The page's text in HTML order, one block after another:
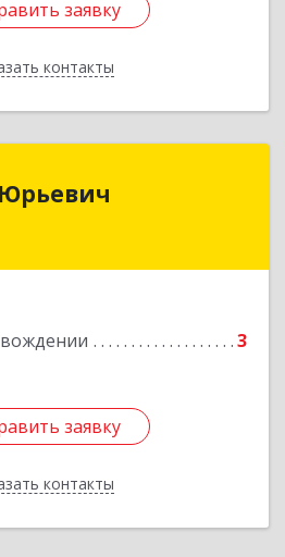
заявку
контакты
заявку
Назад
3
заявку
контакты
заявку
Назад